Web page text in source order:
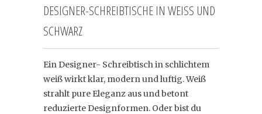
DESIGNER-SCHREIBTISCHE IN WEISS UND S
CHWARZ
Ein Designer- Schreibtisch in schlichtem
weiß wirkt klar, modern und luftig. Weiß
strahlt pure Eleganz aus und betont
reduzierte Designformen. Oder bist du